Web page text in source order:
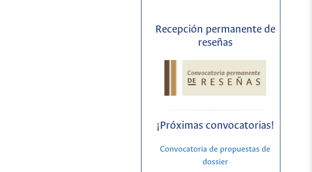
Recepción permanente de
reseñas
¡Próximas convocatorias!
Convocatoria de propuestas de
dossier